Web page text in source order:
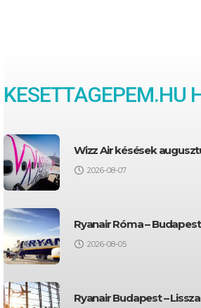
KESETTAGEPEM.HU
Wizz Air késések
2026-08-07
Ryanair Róma –
2026-08-05
Ryanair Budapest –